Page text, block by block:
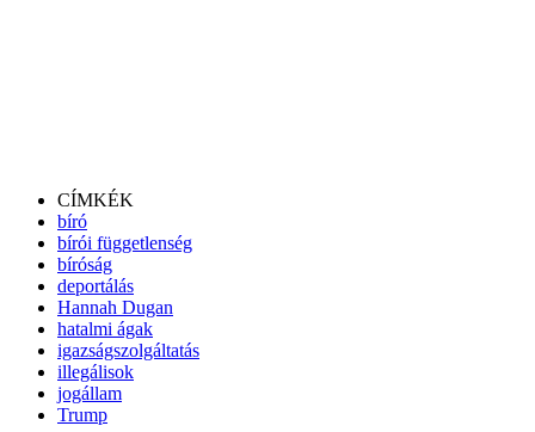
CÍMKÉK
bíró
bírói függetlenség
bíróság
deportálás
Hannah Dugan
hatalmi ágak
igazságszolgáltatás
illegálisok
jogállam
Trump